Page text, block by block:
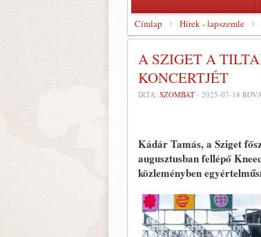
Címlap Hírek - lapszemle
A SZIGET A
KONCERTJÉT
ÍRTA: SZOMBAT - 2025-07-18
Kádár Tamás, a Sziget
augusztusban fellépő
közleményben